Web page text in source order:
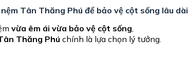
Tân Thăng Phú để bảo vệ cột sống lâu dài
vừa êm ái vừa bảo vệ cột sống
Thăng Phú chính là lựa chọn lý tưởng.